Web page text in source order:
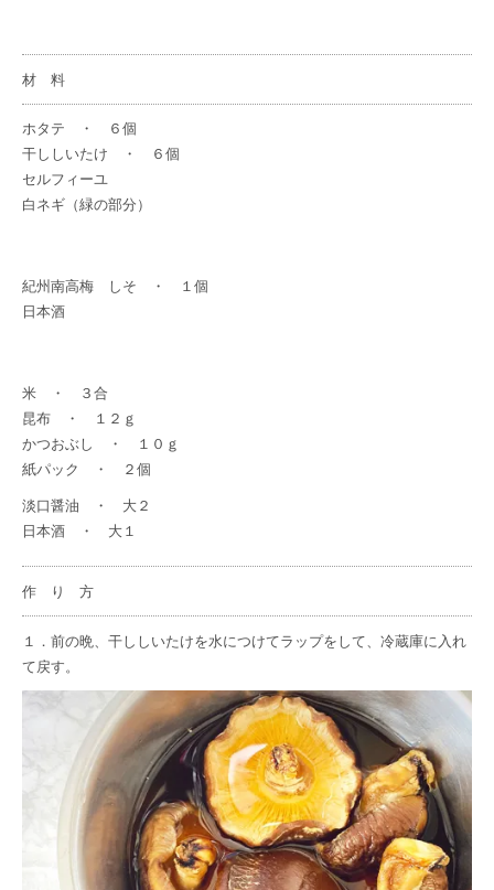
材 料
ホタテ ・ ６個
干ししいたけ ・ ６個
セルフィーユ
白ネギ（緑の部分）
紀州南高梅 しそ ・ １個
日本酒
米 ・ ３合
昆布 ・ １２ｇ
かつおぶし ・ １０ｇ
紙パック ・ ２個
淡口醤油 ・ 大２
日本酒 ・ 大１
作 り 方
１．前の晩、干ししいたけを水につけてラップをして、冷蔵庫に入れ
て戻す。